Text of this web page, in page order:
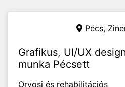
Pécs,
Grafikus, UI/UX
munka Pécsett
Orvosi és rehabilitációs